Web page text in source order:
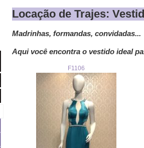
Locação de Trajes:
Madrinhas, formandas, convidadas...
Aqui você encontra o vestido ideal
F1106